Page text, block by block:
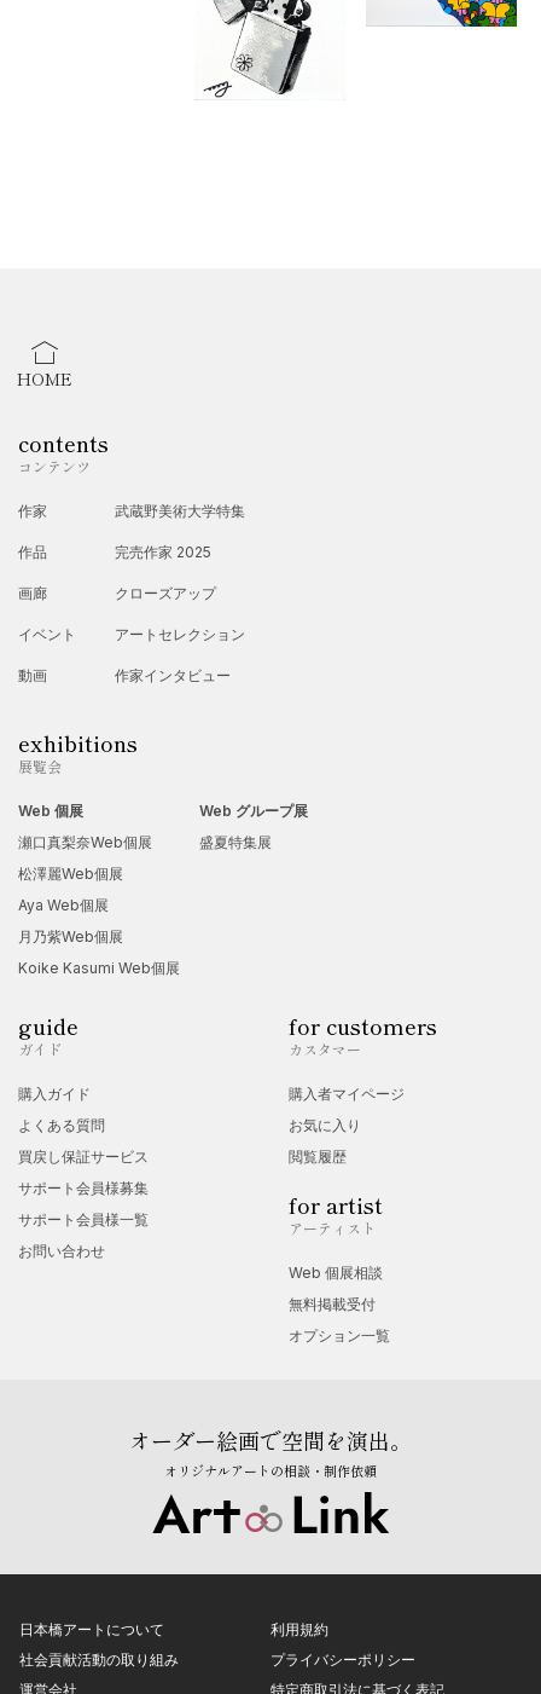
184 Noll St, Brooklyn, NY 11237
Moy Art Solo Exhibition
HOME
contents
コンテンツ
作家
作品
画廊
イベント
動画
武蔵野美術大学特集
完売作家 2025
クローズアップ
アートセレクション
作家インタビュー
exhibitions
展覧会
Web 個展
瀬口真梨奈Web個展
松澤麗Web個展
Aya Web個展
月乃紫Web個展
Koike Kasumi Web個展
Web グループ展
盛夏特集展
guide
ガイド
購入ガイド
よくある質問
買戻し保証サービス
サポート会員様募集
サポート会員様一覧
お問い合わせ
for customers
カスタマー
購入者マイページ
お気に入り
閲覧履歴
for artist
アーティスト
Web 個展相談
無料掲載受付
オプション一覧
オーダー絵画で空間を演出。
オリジナルアートの相談・制作依頼
日本橋アートについて
社会貢献活動の取り組み
運営会社
利用規約
プライバシーポリシー
特定商取引法に基づく表記